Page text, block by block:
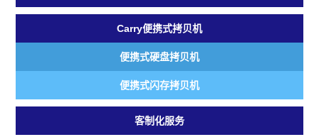
Carry便携式拷贝机
便携式硬盘拷贝机
便携式闪存拷贝机
客制化服务